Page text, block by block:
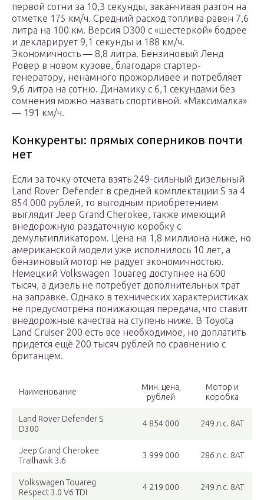
первой сотни за 10,3 секунды, заканчивая разгон на
отметке 175 км/ч. Средний расход топлива равен 7,6
литра на 100 км. Версия D300 с «шестеркой» бодрее
и декларирует 9,1 секунды и 188 км/ч.
Экономичность — 8,8 литра. Бензиновый Ленд
Ровер в новом кузове, благодаря стартер-
генератору, ненамного прожорливее и потребляет
9,6 литра на сотню. Динамику с 6,1 секундами без
сомнения можно назвать спортивной. «Максималка»
— 191 км/ч.
Конкуренты: прямых соперников почти
нет
Если за точку отсчета взять 249-сильный дизельный
Land Rover Defender в средней комплектации S за 4
854 000 рублей, то выгодным приобретением
выглядит Jeep Grand Cherokee, также имеющий
внедорожную раздаточную коробку с
демультипликатором. Цена на 1,8 миллиона ниже, но
американской модели уже исполнилось 10 лет, а
бензиновый мотор не радует экономичностью.
Немецкий Volkswagen Touareg доступнее на 600
тысяч, а дизель не потребует дополнительных трат
на заправке. Однако в технических характеристиках
не предусмотрена понижающая передача, что ставит
внедорожные качества на ступень ниже. В Toyota
Land Cruiser 200 есть все необходимое, но доплатить
придется ещё 200 тысяч рублей по сравнению с
британцем.
Наименование
Мин. цена,
рублей
Мотор и
коробка
Land Rover Defender S
D300
4 854 000 249 л.с. 8АТ
Jeep Grand Cherokee
Trailhawk 3.6
3 999 000 286 л.с. 8АТ
Volkswagen Touareg
Respect 3.0 V6 TDI
4 219 000 249 л.с. 8АТ